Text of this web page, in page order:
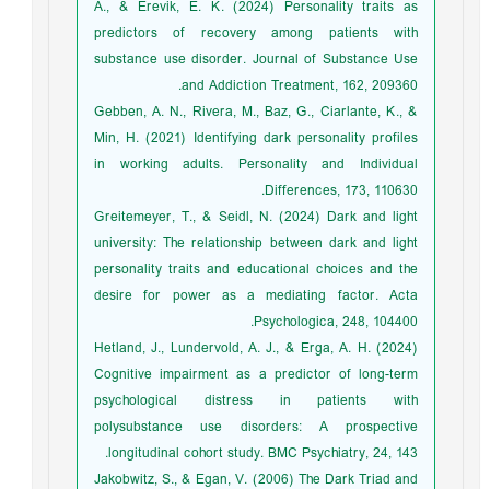
A., & Erevik, E. K. (2024) Personality traits as
predictors of recovery among patients with
substance use disorder. Journal of Substance Use
and Addiction Treatment, 162, 209360.
Gebben, A. N., Rivera, M., Baz, G., Ciarlante, K., &
Min, H. (2021) Identifying dark personality profiles
in working adults. Personality and Individual
Differences, 173, 110630.
Greitemeyer, T., & Seidl, N. (2024) Dark and light
university: The relationship between dark and light
personality traits and educational choices and the
desire for power as a mediating factor. Acta
Psychologica, 248, 104400.
Hetland, J., Lundervold, A. J., & Erga, A. H. (2024)
Cognitive impairment as a predictor of long-term
psychological distress in patients with
polysubstance use disorders: A prospective
longitudinal cohort study. BMC Psychiatry, 24, 143.
Jakobwitz, S., & Egan, V. (2006) The Dark Triad and